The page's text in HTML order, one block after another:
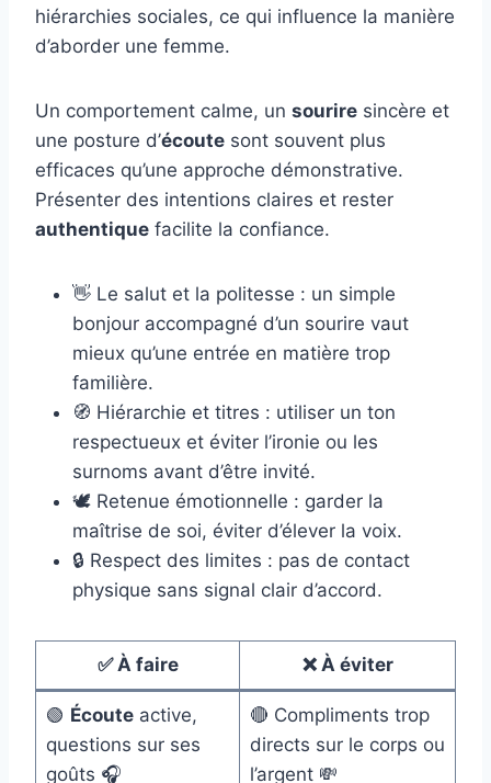
hiérarchies sociales, ce qui influence la manière
d’aborder une femme.
Un comportement calme, un sourire sincère et
une posture d’écoute sont souvent plus
efficaces qu’une approche démonstrative.
Présenter des intentions claires et rester
authentique facilite la confiance.
👋 Le salut et la politesse : un simple
bonjour accompagné d’un sourire vaut
mieux qu’une entrée en matière trop
familière.
🧭 Hiérarchie et titres : utiliser un ton
respectueux et éviter l’ironie ou les
surnoms avant d’être invité.
🕊️ Retenue émotionnelle : garder la
maîtrise de soi, éviter d’élever la voix.
🔒 Respect des limites : pas de contact
physique sans signal clair d’accord.
✅ À faire ❌ À éviter
🟢 Écouteactive,
questions sur ses
goûts 🎧
🔴 Compliments trop
directs sur le corps ou
l’argent 💸